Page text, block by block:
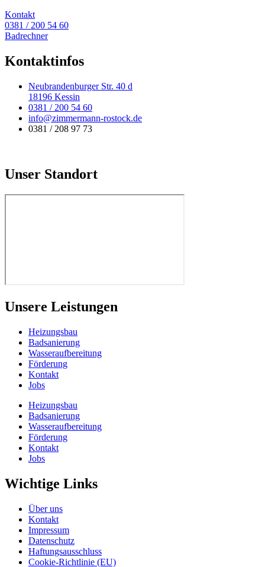
Kontakt
0381 / 200 54 60
Badrechner
Kontaktinfos
Neubrandenburger Str. 40 d
18196 Kessin
0381 / 200 54 60
info@zimmermann-rostock.de
0381 / 208 97 73
Unser Standort
Unsere Leistungen
Heizungsbau
Badsanierung
Wasseraufbereitung
Förderung
Kontakt
Jobs
Heizungsbau
Badsanierung
Wasseraufbereitung
Förderung
Kontakt
Jobs
Wichtige Links
Über uns
Kontakt
Impressum
Datenschutz
Haftungsausschluss
Cookie-Richtlinie (EU)